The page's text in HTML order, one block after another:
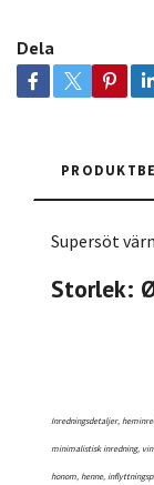
Dela
Supersöt
Storlek:
Inredningsdetaljer,
minimalistisk inredning,
honom, henne,